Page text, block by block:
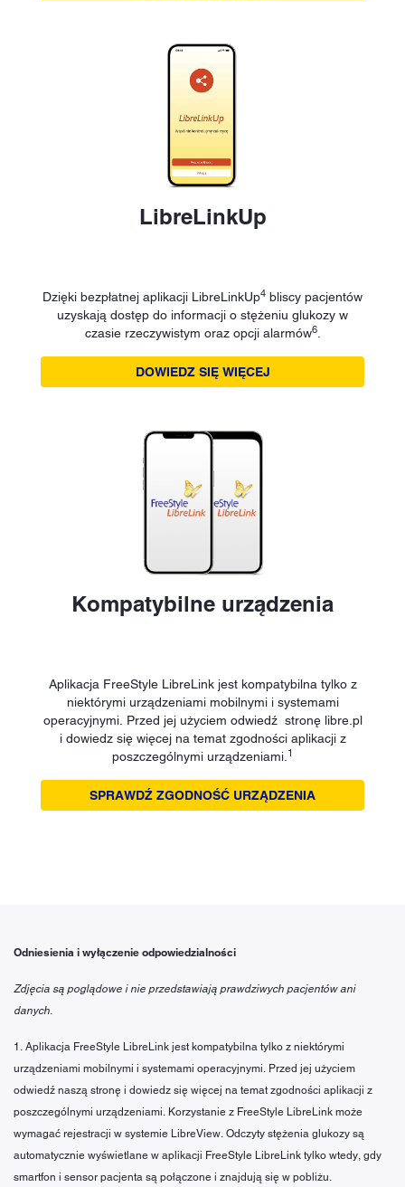
LibreLinkUp
Dzięki bezpłatnej aplikacji LibreLinkUp4 bliscy pacjentów
uzyskają dostęp do informacji o stężeniu glukozy w
czasie rzeczywistym oraz opcji alarmów6.
DOWIEDZ SIĘ WIĘCEJ
Kompatybilne urządzenia
Aplikacja FreeStyle LibreLink jest kompatybilna tylko z
niektórymi urządzeniami mobilnymi i systemami
operacyjnymi. Przed jej użyciem odwiedź stronę libre.pl
i dowiedz się więcej na temat zgodności aplikacji z
poszczególnymi urządzeniami. 1
SPRAWDŹ ZGODNOŚĆ URZĄDZENIA
Odniesienia i wyłączenie odpowiedzialności
Zdjęcia są poglądowe i nie przedstawiają prawdziwych pacjentów ani
danych.
1. Aplikacja FreeStyle LibreLink jest kompatybilna tylko z niektórymi
urządzeniami mobilnymi i systemami operacyjnymi. Przed jej użyciem
odwiedź naszą stronę i dowiedz się więcej na temat zgodności aplikacji z
poszczególnymi urządzeniami. Korzystanie z FreeStyle LibreLink może
wymagać rejestracji w systemie LibreView. Odczyty stężenia glukozy są
automatycznie wyświetlane w aplikacji FreeStyle LibreLink tylko wtedy, gdy
smartfon i sensor pacjenta są połączone i znajdują się w pobliżu.